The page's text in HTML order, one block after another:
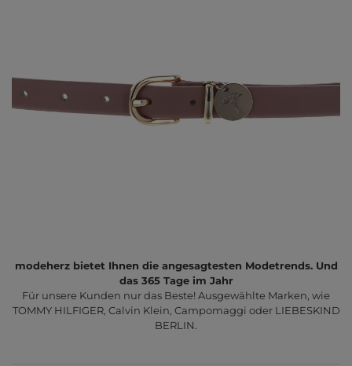
modeherz bietet Ihnen die angesagtesten Modetrends. Und
das 365 Tage im Jahr
Für unsere Kunden nur das Beste! Ausgewählte Marken, wie
TOMMY HILFIGER, Calvin Klein, Campomaggi oder LIEBESKIND
BERLIN.